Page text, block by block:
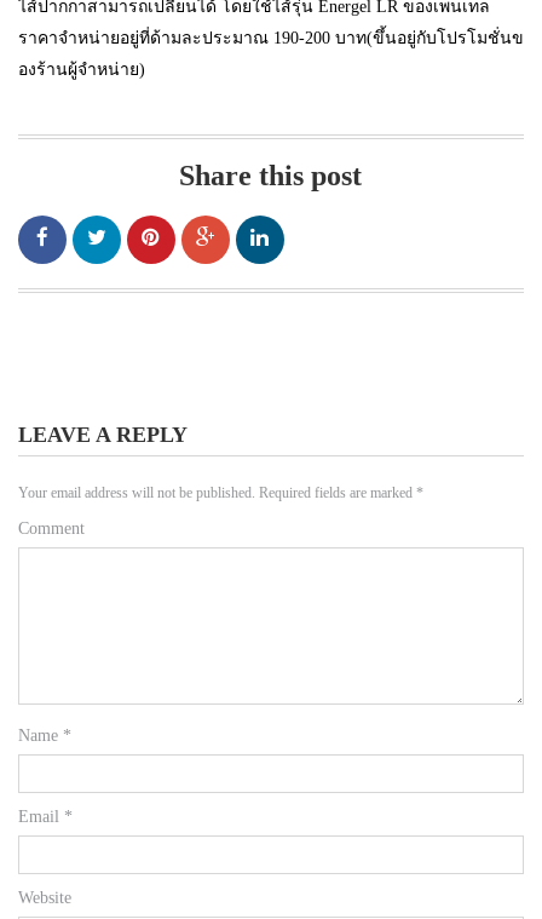
ไส้ปากกาสามารถเปลี่ยนได้ โดยใช้ไส้รุ่น Energel LR ของเพนเทล
ราคาจำหน่ายอยู่ที่ด้ามละประมาณ 190-200 บาท(ขึ้นอยู่กับโปรโมชั่นข
องร้านผู้จำหน่าย)
Share this post
LEAVE A REPLY
Your email address will not be published. Required fields are marked *
Comment
Name *
Email *
Website